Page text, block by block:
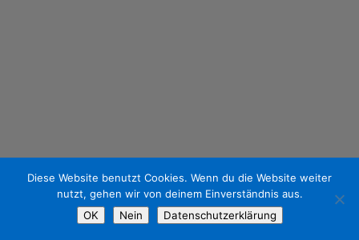
Diese Website benutzt Cookies. Wenn du die Website weiter
nutzt, gehen wir von deinem Einverständnis aus.
OK
Nein Datenschutzerklärung